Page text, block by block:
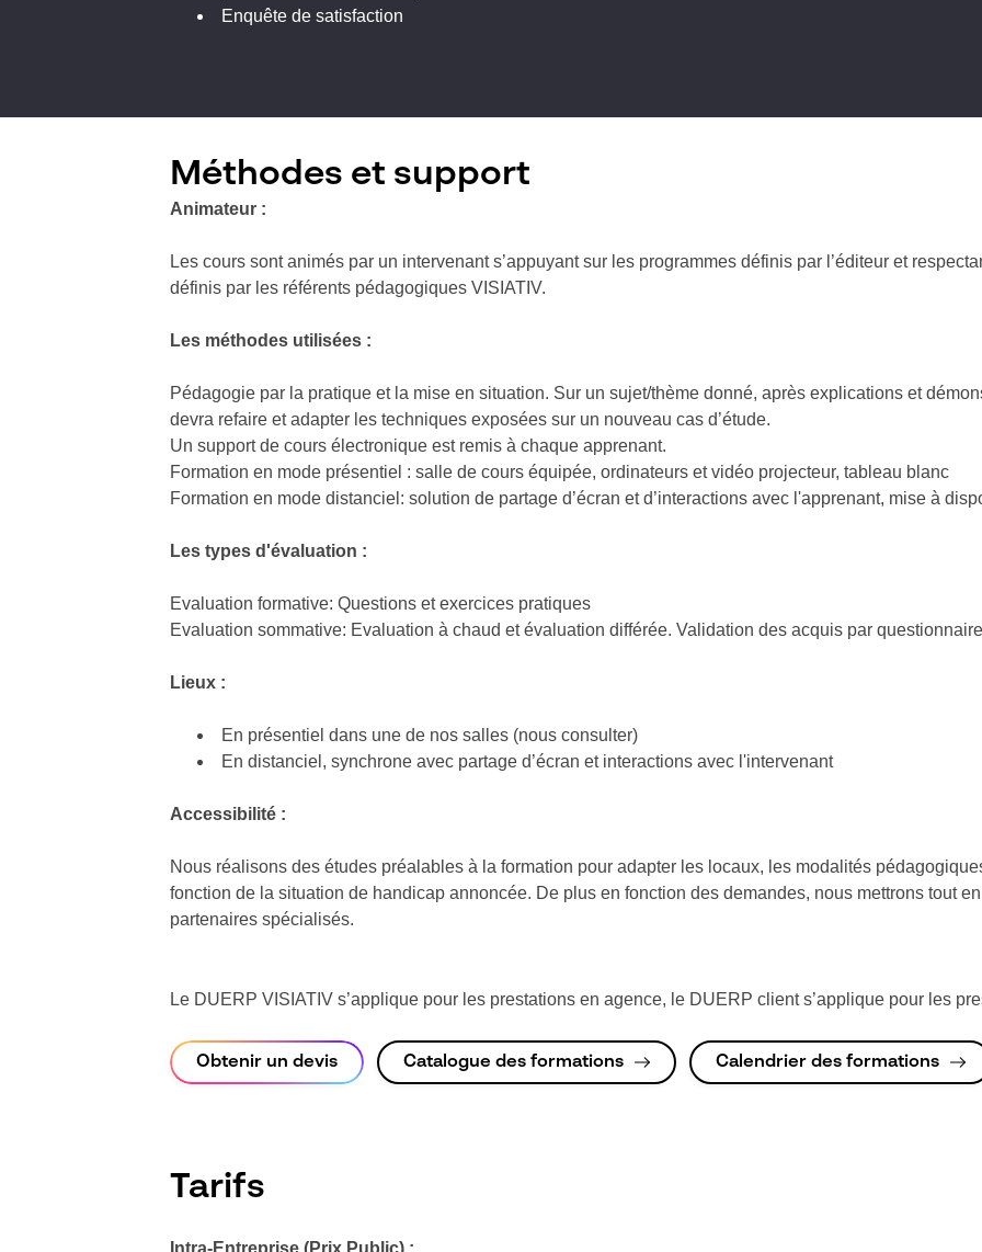
Enquête de satisfaction
Méthodes et support
Animateur :
Les cours sont animés par un intervenant s’appuyant sur les programmes définis par l’éditeur et
définis par les référents pédagogiques VISIATIV.
Les méthodes utilisées :
Pédagogie par la pratique et la mise en situation. Sur un sujet/thème donné, après explications et
devra refaire et adapter les techniques exposées sur un nouveau cas d’étude.
Un support de cours électronique est remis à chaque apprenant.
Formation en mode présentiel : salle de cours équipée, ordinateurs et vidéo projecteur, tableau blanc
Formation en mode distanciel: solution de partage d’écran et d’interactions avec l'apprenant, mise à
Les types d'évaluation :
Evaluation formative: Questions et exercices pratiques
Evaluation sommative: Evaluation à chaud et évaluation différée. Validation des acquis par
Lieux :
En présentiel dans une de nos salles (nous consulter)
En distanciel, synchrone avec partage d’écran et interactions avec l'intervenant
Accessibilité :
Nous réalisons des études préalables à la formation pour adapter les locaux, les modalités
fonction de la situation de handicap annoncée. De plus en fonction des demandes, nous mettrons tout
partenaires spécialisés.
Le DUERP VISIATIV s’applique pour les prestations en agence, le DUERP client s’applique pour les
Obtenir un devis Catalogue des formations Calendrier des formations
Tarifs
Intra-Entreprise (Prix Public) :